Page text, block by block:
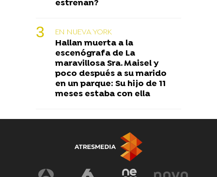
estrenan?
EN NUEVA YORK
Hallan muerta a la
escenógrafa de La
maravillosa Sra. Maisel y
poco después a su marido
en un parque: Su hijo de 11
meses estaba con ella